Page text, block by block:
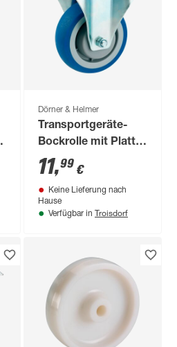
Dörner & Helmer
Transportgeräte-
Bockrolle mit Platte
80 mm
11,99 €
Keine Lieferung nach
Hause
Verfügbar in Troisdorf